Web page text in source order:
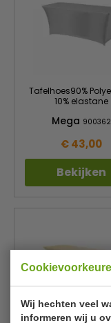
Wij hechten veel
informeren wij u
Tafelhoes90%
10% elastane
Mega 900362
€ 43,00
Bekijken